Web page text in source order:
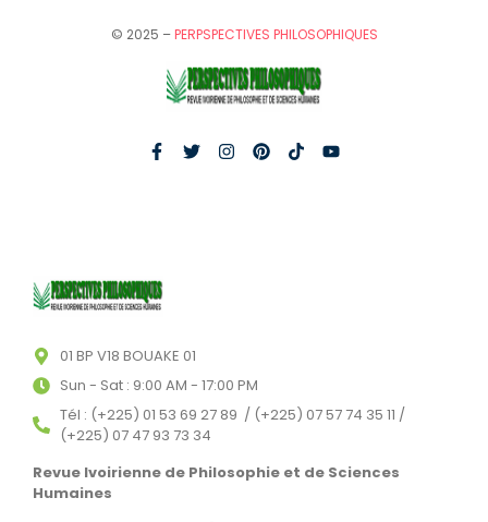
© 2025 –PERPSPECTIVES PHILOSOPHIQUES
01 BP V18 BOUAKE 01
Sun - Sat : 9:00 AM - 17:00 PM
Tél : (+225) 01 53 69 27 89 / (+225) 07 57 74 35 11 /
(+225) 07 47 93 73 34
Revue Ivoirienne de Philosophie et de Sciences
Humaines